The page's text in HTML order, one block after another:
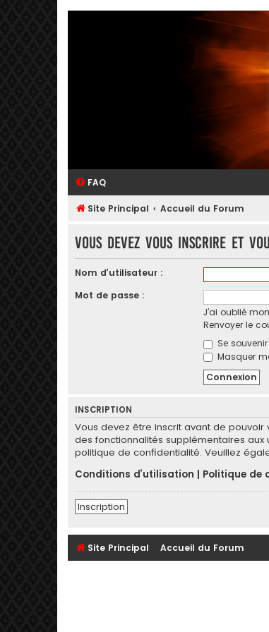
FAQ
Site Principal Accueil du Forum
Vous devez vous inscrire et
Nom d’utilisateur :
Mot de passe :
J’ai oublié
Renvoyer le
Se
Masquer
INSCRIPTION
Vous devez être inscrit avant de
des fonctionnalités supplémentaires aux
politique de confidentialité. Veuillez
Conditions d’utilisation
Politique de
Inscription
Site Principal Accueil du Forum